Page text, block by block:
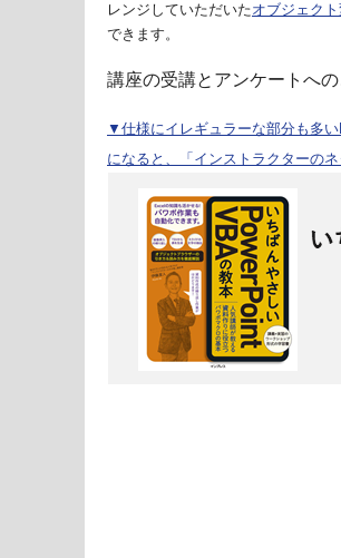
レンジしていただいたオブジェク
できます。
講座の受講とアンケートへ
▼仕様にイレギュラーな部分も多
になると、「インストラクターの